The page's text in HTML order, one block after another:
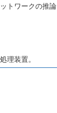
トワークの推論
理装置。